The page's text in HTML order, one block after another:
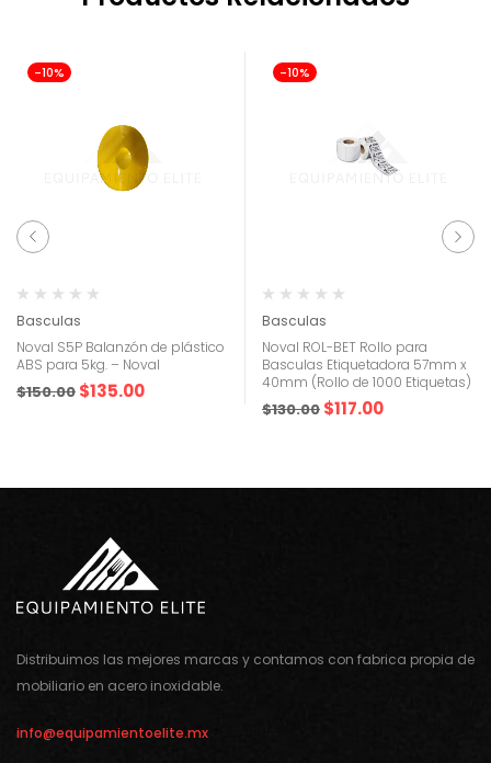
-10%
Basculas
Noval S5P Balanzón de plástico
ABS para 5kg. – Noval
$150.00 $135.00
-10%
Basculas
Noval ROL-BET Rollo para
Basculas Etiquetadora 57mm x
40mm (Rollo de 1000 Etiquetas)
$130.00 $117.00
Distribuimos las mejores marcas y contamos con fabrica propia de
mobiliario en acero inoxidable.
info@equipamientoelite.mx